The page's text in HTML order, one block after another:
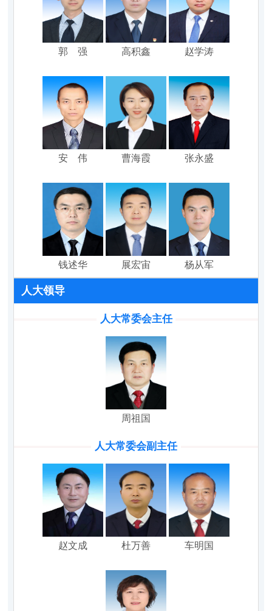
郭 强 高积鑫 赵学涛
安 伟 曹海霞 张永盛
钱述华 展宏宙 杨从军
人大领导
人大常委会主任
周祖国
人大常委会副主任
赵文成 杜万善 车明国